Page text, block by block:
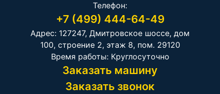
Телефон:
+7 (499) 444-64-49
Адрес: 127247, Дмитровское шоссе, дом
100, строение 2, этаж 8, пом. 29120
Время работы: Круглосуточно
Заказать машину
Заказать звонок